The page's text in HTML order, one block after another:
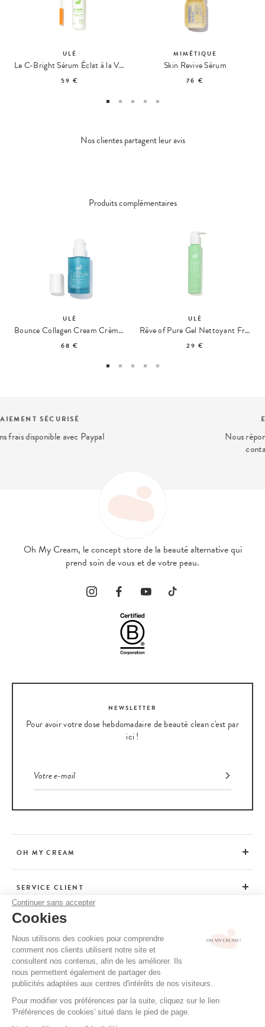
Continuer sans accepter
Cookies
Nous utilisons des cookies pour comprendre
comment nos clients utilisent notre site et
consultent nos contenus, afin de les améliorer. Ils
nous permettent également de partager des
publicités adaptées aux centres d'intérêts de nos visiteurs.
Pour modifier vos préférences par la suite, cliquez sur le lien
'Préférences de cookies' situé dans le pied de page.
ULÉ
Le C-Bright Sérum Éclat à la Vitamine C
59 €
MIMÉTIQUE
Skin Revive Sérum
76 €
Nos clientes partagent leur avis
Produits complémentaires
ULÉ
Bounce Collagen Cream Crème Collagène Repulpante
68 €
ULÉ
Rêve of Pure Gel Nettoyant Frais
29 €
Nous répondons à vos questions beauté
Oh My Cream, le concept store de la beauté alternative qui
prend soin de vous et de votre peau.
NEWSLETTER
Pour avoir votre dose hebdomadaire de beauté clean c'est par
ici !
OH MY CREAM
SERVICE CLIENT
CONSEILS
CGV / CGU
MENTIONS LÉGALES
POLITIQUE DE CONFIDENTIALITÉ
CRÉDITS